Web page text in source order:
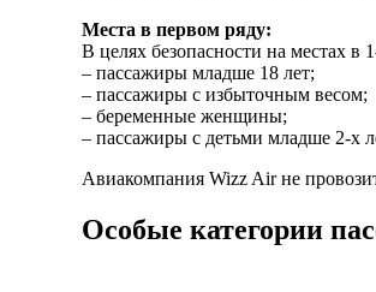
Места в первом ряду:
В целях безопасности на местах
– пассажиры младше 18 лет;
– пассажиры с избыточным весом;
– беременные женщины;
– пассажиры с детьми младше 2-х
Авиакомпания Wizz Air не
Особые категории